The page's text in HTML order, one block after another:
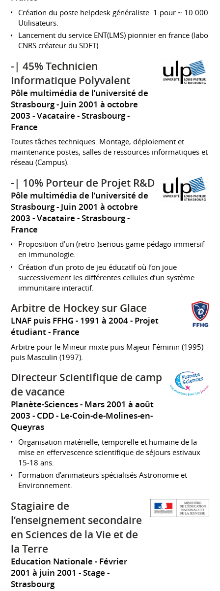
Création du poste helpdesk généraliste. 1 pour ~ 10 000
Utilisateurs.
Lancement du service ENT(LMS) pionnier en france (labo
CNRS créateur du SDET).
-| 45% Technicien
Informatique Polyvalent
Pôle multimédia de l’université de
Strasbourg
Juin 2001 à octobre
2003 Vacataire
Strasbourg
France
Toutes tâches techniques. Montage, déploiement et
maintenance postes, salles de ressources informatiques et
réseau (Campus).
-| 10% Porteur de Projet R&D
Pôle multimédia de l’université de
Strasbourg
Juin 2001 à octobre
2003 Vacataire
Strasbourg
France
Proposition d’un (retro-)serious game pédago-immersif
en immunologie.
Création d’un proto de jeu éducatif où l’on joue
successivement les différentes cellules d’un système
immunitaire interactif.
Arbitre de Hockey sur Glace
LNAF puis FFHG 1991 à 2004 Projet
étudiant
France
Arbitre pour le Mineur mixte puis Majeur Féminin (1995)
puis Masculin (1997).
Directeur Scientifique de camp
de vacance
Planète-Sciences
Mars 2001 à août
2003 CDD
Le-Coin-de-Molines-en-
Queyras
Organisation matérielle, temporelle et humaine de la
mise en effervescence scientifique de séjours estivaux
15-18 ans.
Formation d’animateurs spécialisés Astronomie et
Environnement.
Stagiaire de
l’enseignement secondaire
en Sciences de la Vie et de
la Terre
Education Nationale
Février
2001 à juin 2001 Stage
Strasbourg